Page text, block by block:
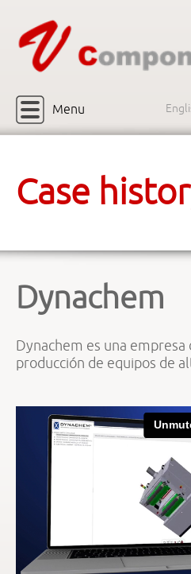
Menu
Case
Dynachem
Dynachem es una empresa
producción de equipos de